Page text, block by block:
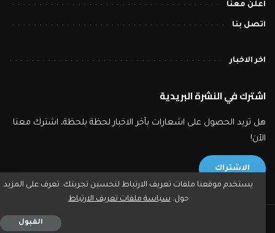
اعلن معنا
اتصل بنا
اخر الاخبار
اشترك في النشرة البريدية
هل تريد الحصول على اشعارات بآخر الاخبار لحظة بلحظة، اشترك معنا
الآن!
الاشتراك
يستخدم موقعنا ملفات تعريف الارتباط لتحسين تجربتك. تعرف على المزيد
حول:سياسة ملفات تعريف الارتباط
القبول